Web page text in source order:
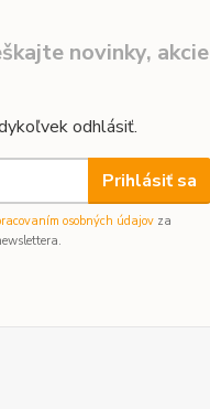
novinky, akcie
odhlásiť.
Prihlásiť sa
osobných údajov za